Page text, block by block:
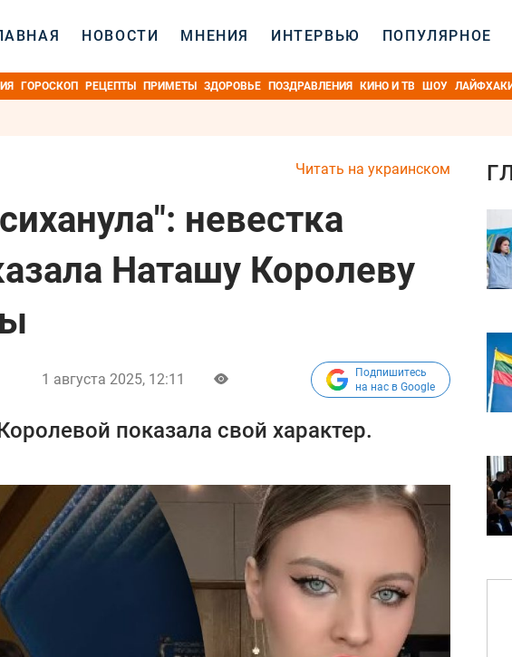
НОВОСТИ МНЕНИЯ ИНТЕРВЬЮ ПОПУЛЯРНОЕ
ГОРОСКОП РЕЦЕПТЫ ПРИМЕТЫ ЗДОРОВЬЕ ПОЗДРАВЛЕНИЯ КИНО И ТВ ШОУ ЛАЙФХАКИ
Читать на украинском
невестка
Наташу Королеву
1 августа 2025, 12:11
Подпишитесь
на нас в Google
показала свой характер.